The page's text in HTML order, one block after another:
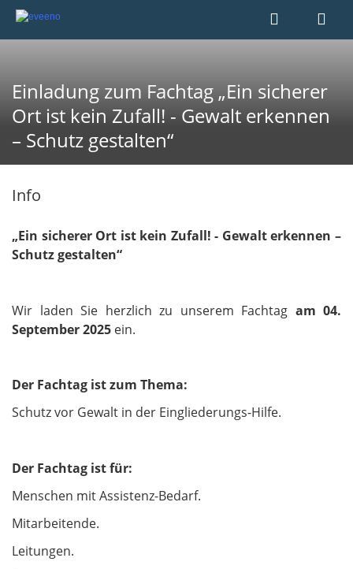
Einladung zum Fachtag „Ein sicherer
Ort ist kein Zufall! - Gewalt erkennen
– Schutz gestalten“
Info
„Ein sicherer Ort ist kein Zufall! - Gewalt erkennen –
Schutz gestalten“
Wir laden Sie herzlich zu unserem Fachtag am 04.
September 2025 ein.
Der Fachtag ist zum Thema:
Schutz vor Gewalt in der Eingliederungs-Hilfe.
Der Fachtag ist für:
Menschen mit Assistenz-Bedarf.
Mitarbeitende.
Leitungen.